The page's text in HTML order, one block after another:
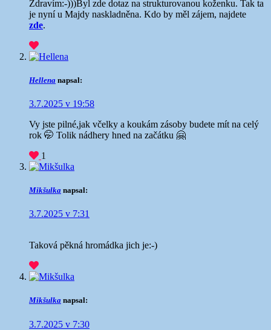
Zdravím:-)))Byl zde dotaz na strukturovanou koženku. Tak ta
je nyní u Majdy naskladněna. Kdo by měl zájem, najdete
zde.
Hellena napsal:
3.7.2025 v 19:58
Vy jste pilné,jak včelky a koukám zásoby budete mít na celý
rok 🤭 Tolik nádhery hned na začátku 🤗
1
Mikšulka napsal:
3.7.2025 v 7:31
Taková pěkná hromádka jich je:-)
Mikšulka napsal:
3.7.2025 v 7:30